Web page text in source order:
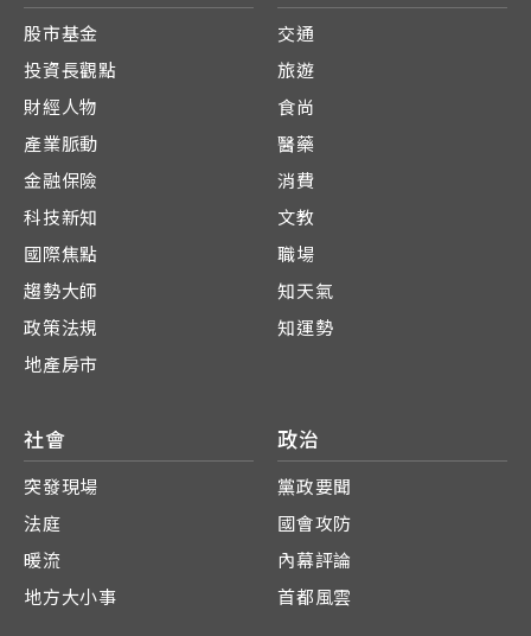
股市基金
投資長觀點
財經人物
產業脈動
金融保險
科技新知
國際焦點
趨勢大師
政策法規
地產房市
交通
旅遊
食尚
醫藥
消費
文教
職場
知天氣
知運勢
社會
突發現場
法庭
暖流
地方大小事
政治
黨政要聞
國會攻防
內幕評論
首都風雲